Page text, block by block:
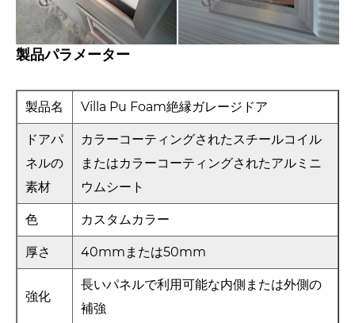
製品パラメーター
製品名 Villa Pu Foam絶縁ガレージドア
ドアパ
ネルの
素材
カラーコーティングされたスチールコイル
またはカラーコーティングされたアルミニ
ウムシート
色 カスタムカラー
厚さ 40mmまたは50mm
強化
長いパネルで利用可能な内側または外側の
補強